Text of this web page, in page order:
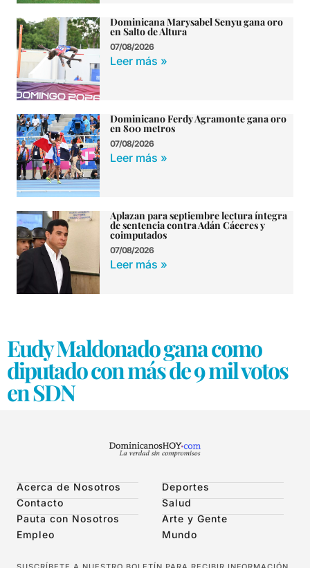
Dominicana Marysabel Senyu gana oro
en Salto de Altura
07/08/2026
Leer más »
Dominicano Ferdy Agramonte gana oro
en 800 metros
07/08/2026
Leer más »
Aplazan para septiembre lectura íntegra
de sentencia contra Adán Cáceres y
coimputados
07/08/2026
Leer más »
Eudy Maldonado gana como
diputado con más de 9 mil votos
en SDN
Acerca de Nosotros
Contacto
Pauta con Nosotros
Empleo
Deportes
Salud
Arte y Gente
Mundo